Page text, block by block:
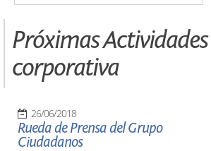
Próximas
corporativa
26/06/2018
Rueda de Prensa del Grupo
Ciudadanos